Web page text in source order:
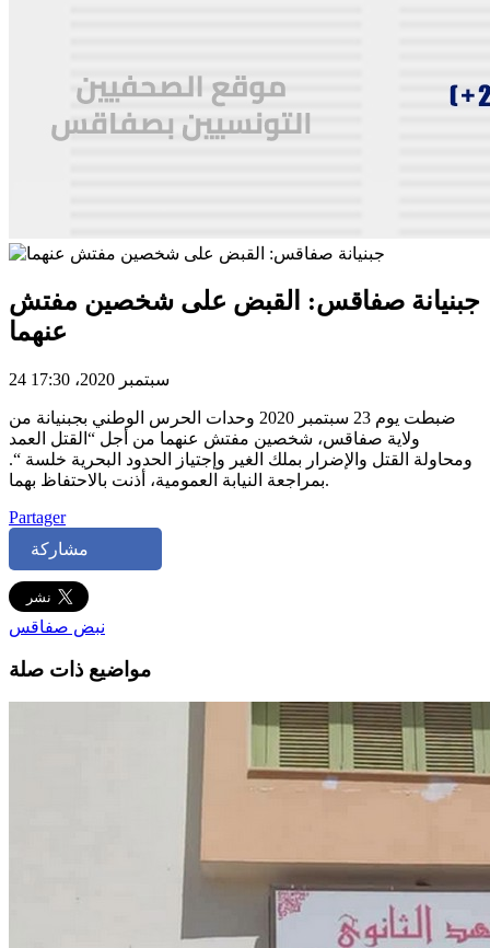
جبنيانة صفاقس: القبض على شخصين مفتش
عنهما
24 سبتمبر 2020، 17:30
ضبطت يوم 23 سبتمبر 2020 وحدات الحرس الوطني بجبنيانة من
ولاية صفاقس، شخصين مفتش عنهما من أجل “القتل العمد
ومحاولة القتل والإضرار بملك الغير وإجتياز الحدود البحرية خلسة “.
بمراجعة النيابة العمومية، أذنت بالاحتفاظ بهما.
Partager
مشاركة
نبض صفاقس
مواضيع ذات صلة